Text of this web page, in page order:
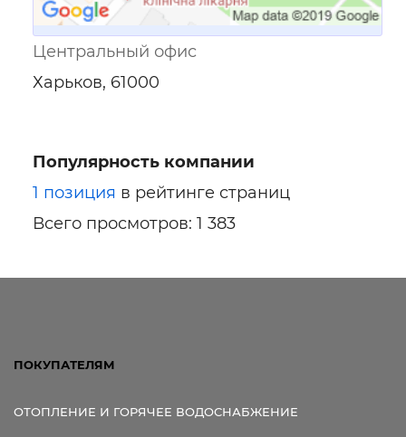
Центральный офис
Харьков, 61000
Популярность компании
1 позиция в рейтинге страниц
Всего просмотров: 1 383
ПОКУПАТЕЛЯМ
ОТОПЛЕНИЕ И ГОРЯЧЕЕ ВОДОСНАБЖЕНИЕ